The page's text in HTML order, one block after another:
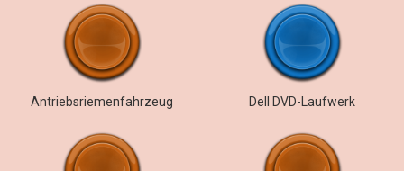
Antriebsriemenfahrzeug Dell DVD-Laufwerk